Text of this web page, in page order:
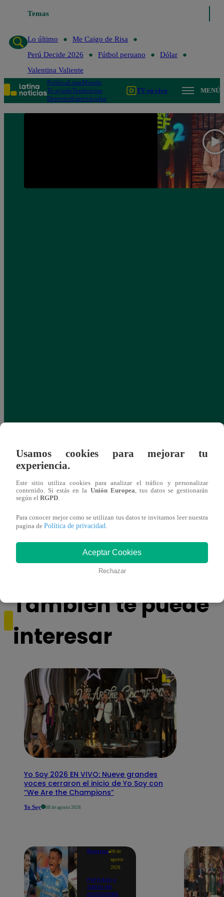
Temas
Lo último
Me Caigo de Risa
Perú Decide 2026
Fútbol peruano
Dólar
Valentina Valiente
PolíticaLimaMundo
Te ayudoTendencias
DeportesEspectáculos
TV en vivo MENÚ
¿Por qué Nelly Rossinelli se volvió viral
antes de Navidad?
La
También te puede
interesar
Yo Soy 2026 EN VIVO: Nueve grandes
voces cerraron el inicio de Yo Soy con
“We Are the Champions”
Yo Soy 08 de agosto 2026
Deportes 08 de
agosto
2026
Partidos y
tabla de
posiciones
Usamos cookies para mejorar tu
experiencia.
Este sitio utiliza cookies para analizar el tráfico y personalizar
contenido. Si estás en la Unión Europea , tus datos se gestionarán
según el RGPD
Para conocer mejor como se utilizan tus datos te invitamos leer nuestra
pagina de Política de privacidad
Aceptar Cookies
Rechazar